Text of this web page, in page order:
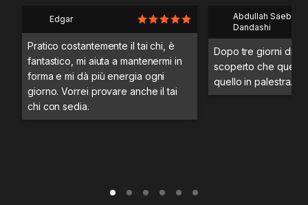
Edgar
Pratico costantemente il tai chi, è
fantastico, mi aiuta a mantenermi in
forma e mi dà più energia ogni
giorno. Vorrei provare anche il tai
chi con sedia.
Abdullah Saeb Al
Dandashi
Dopo tre giorni di
scoperto che
quello in palestra.